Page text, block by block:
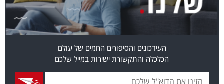
העידכונים והסיפורים החמים של עולם
הכלכלה והתקשורת ישירות במייל שלכם